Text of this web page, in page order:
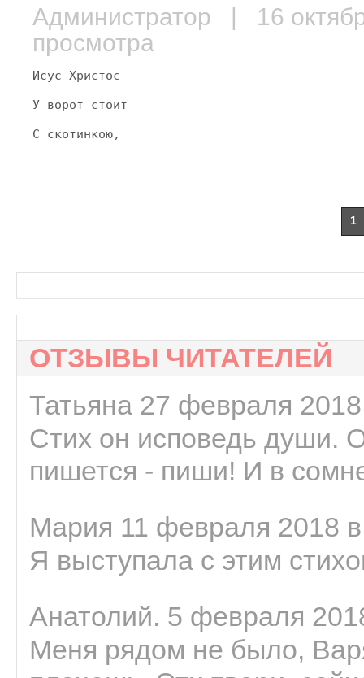
Администратор | 16
просмотра
Исус Христос
У ворот стоит
С скотинкою,
1
ОТЗЫВЫ ЧИТАТЕЛЕЙ
Татьяна 27 февраля
Стих он исповедь души.
пишется - пиши! И в
Мария 11 февраля 2018
Я выступала с этим
Анатолий. 5 февраля
Меня рядом не было,